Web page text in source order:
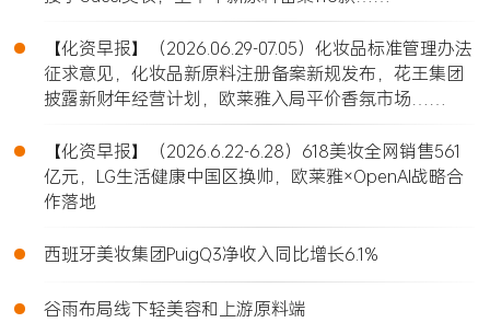
•
【化资早报】（2026.06.29-07.05）化妆品标准管理办法
征求意见，化妆品新原料注册备案新规发布，花王集团
披露新财年经营计划，欧莱雅入局平价香氛市场……
•
【化资早报】（2026.6.22-6.28）618美妆全网销售561
亿元，LG生活健康中国区换帅，欧莱雅×OpenAI战略合
作落地
• 西班牙美妆集团PuigQ3净收入同比增长6.1%
• 谷雨布局线下轻美容和上游原料端